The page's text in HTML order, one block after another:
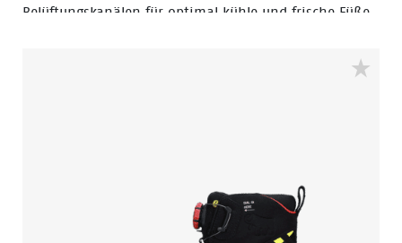
Belüftungskanälen für optimal kühle und frische Füße.